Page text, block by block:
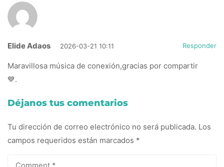
Elide Adaos 2026-03-21 10:11 Responder
Maravillosa música de conexión,gracias por compartir
💙.
Déjanos tus comentarios
Tu dirección de correo electrónico no será publicada. Los
campos requeridos están marcados *